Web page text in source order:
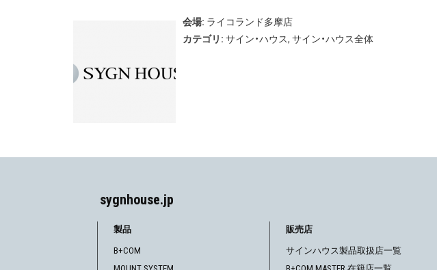
会場: ライコランド多摩店
カテゴリ: サイン・ハウス, サイン・ハウス全体
sygnhouse.jp
製品
B+COM
販売店
サインハウス製品取扱店一覧